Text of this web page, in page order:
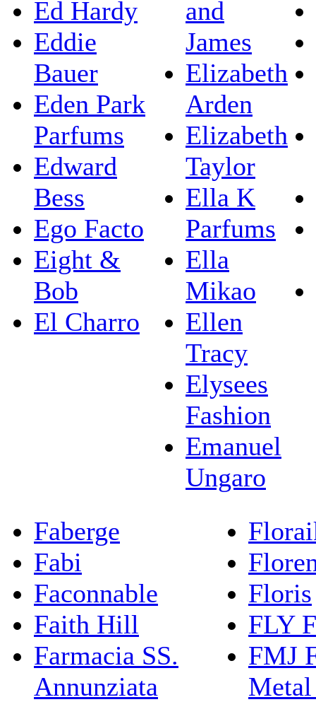
Ed Hardy
Eddie
Bauer
Eden Park
Parfums
Edward
Bess
Ego Facto
Eight &
Bob
El Charro
and
James
Elizabeth
Arden
Elizabeth
Taylor
Ella K
Parfums
Ella
Mikao
Ellen
Tracy
Elysees
Fashion
Emanuel
Ungaro
Faberge
Fabi
Faconnable
Faith Hill
Farmacia SS.
Annunziata
Floris
FLY
FMJ
Metal